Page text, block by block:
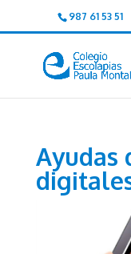
987 61 53 51
Ayudas